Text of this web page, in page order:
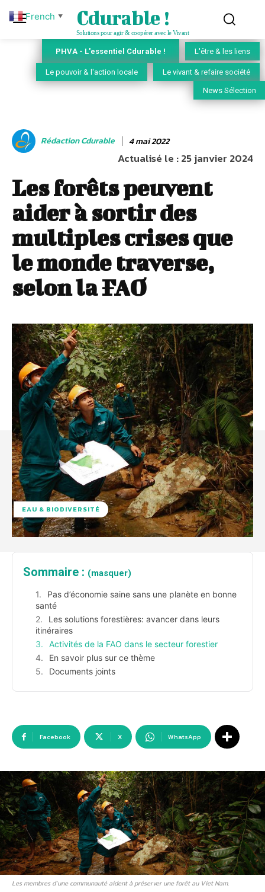
Cdurable !
Solutions pour agir & coopérer avec le Vivant
PHVA - L'essentiel Cdurable ! L'être & les liens
Le pouvoir & l'action locale Le vivant & refaire société
News Sélection
Rédaction Cdurable 4 mai 2022
Actualisé le :25 janvier 2024
Les forêts peuvent
aider à sortir des
multiples crises que
le monde traverse,
selon la FAO
EAU & BIODIVERSITÉ
Sommaire : (masquer)
Pas d’économie saine sans une planète en bonne
santé
Les solutions forestières: avancer dans leurs
itinéraires
Activités de la FAO dans le secteur forestier
En savoir plus sur ce thème
Documents joints
Facebook X WhatsApp
Les membres d’une communauté aident à préserver une forêt au Viet Nam.
French ▼